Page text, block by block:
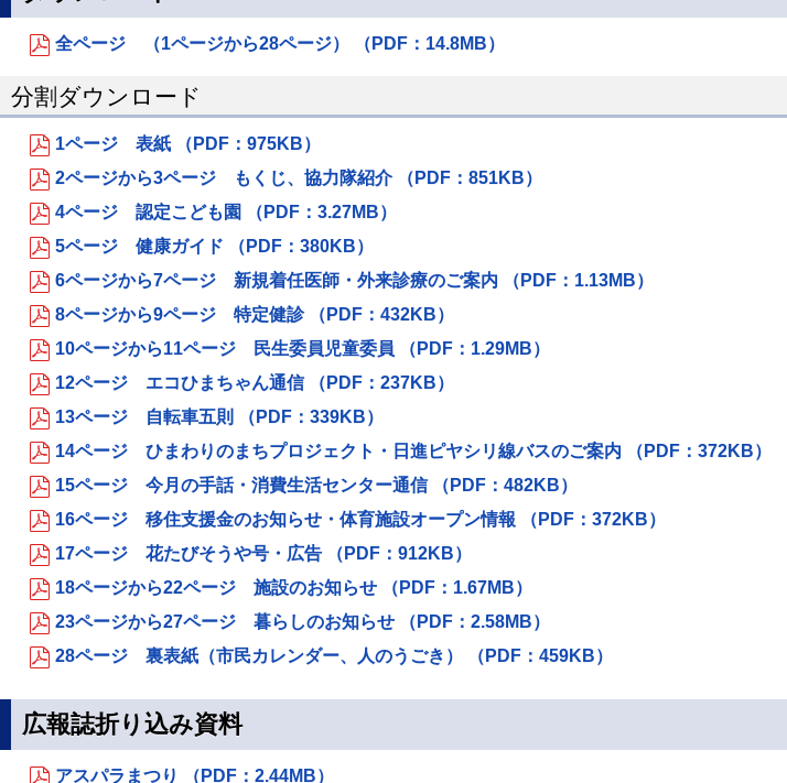
全ページ （1ページから28ページ） （PDF：14.8MB）
分割ダウンロード
1ページ 表紙 （PDF：975KB）
2ページから3ページ もくじ、協力隊紹介 （PDF：851KB）
4ページ 認定こども園 （PDF：3.27MB）
5ページ 健康ガイド （PDF：380KB）
6ページから7ページ 新規着任医師・外来診療のご案内 （PDF：1.13MB）
8ページから9ページ 特定健診 （PDF：432KB）
10ページから11ページ 民生委員児童委員 （PDF：1.29MB）
12ページ エコひまちゃん通信 （PDF：237KB）
13ページ 自転車五則 （PDF：339KB）
14ページ ひまわりのまちプロジェクト・日進ピヤシリ線バスのご案内 （PDF：372KB）
15ページ 今月の手話・消費生活センター通信 （PDF：482KB）
16ページ 移住支援金のお知らせ・体育施設オープン情報 （PDF：372KB）
17ページ 花たびそうや号・広告 （PDF：912KB）
18ページから22ページ 施設のお知らせ （PDF：1.67MB）
23ページから27ページ 暮らしのお知らせ （PDF：2.58MB）
28ページ 裏表紙（市民カレンダー、人のうごき） （PDF：459KB）
広報誌折り込み資料
アスパラまつり （PDF：2.44MB）